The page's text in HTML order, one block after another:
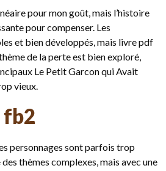
pour mon goût, mais l’histoire
pour compenser. Les
et bien développés, mais livre pdf
de la perte est bien exploré,
Le Petit Garcon qui Avait
vieux.
fb2
personnages sont parfois trop
thèmes complexes, mais avec une